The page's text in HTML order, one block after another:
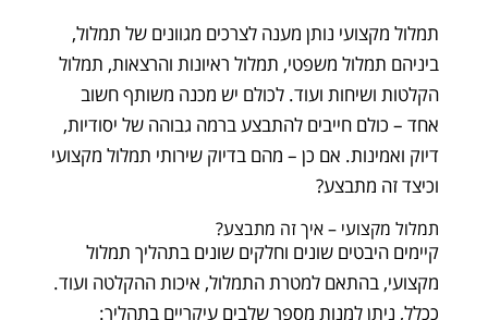
תמלול מקצועי נותן מענה לצרכים מגוונים של תמלול,
ביניהם תמלול משפטי, תמלול ראיונות והרצאות, תמלול
הקלטות ושיחות ועוד. לכולם יש מכנה משותף חשוב
אחד – כולם חייבים להתבצע ברמה גבוהה של יסודיות,
דיוק ואמינות. אם כן – מהם בדיוק שירותי תמלול מקצועי
וכיצד זה מתבצע?
תמלול מקצועי – איך זה מתבצע?
קיימים היבטים שונים וחלקים שונים בתהליך תמלול
מקצועי, בהתאם למטרת התמלול, איכות ההקלטה ועוד.
ככלל, ניתן למנות מספר שלבים עיקריים בתהליך: